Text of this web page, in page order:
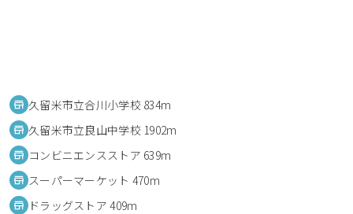
久留米市立合川小学校 834m
久留米市立良山中学校 1902m
コンビニエンスストア 639m
スーパーマーケット 470m
ドラッグストア 409m